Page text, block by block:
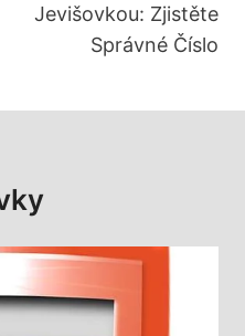
Jevišovkou: Zjistěte
Správné Číslo